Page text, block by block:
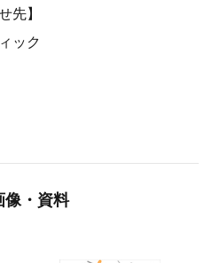
先】
ック
像・資料